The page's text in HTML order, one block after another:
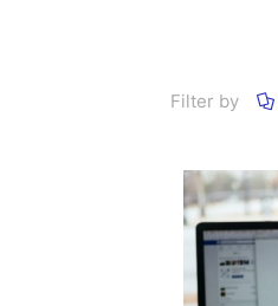
Filter by